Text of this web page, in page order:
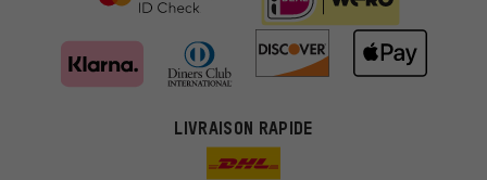
LIVRAISON RAPIDE